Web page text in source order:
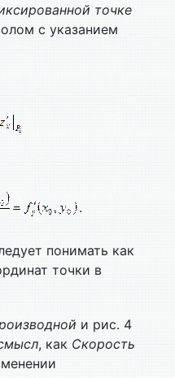
точке
с указанием
.
понимать как
точки в
и рис. 4
, как Скорость